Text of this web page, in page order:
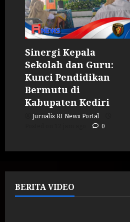
Sinergi Kepala
Sekolah dan Guru:
Kunci Pendidikan
Bermutu di
Kabupaten Kediri
Jurnalis RI News Portal
0
BERITA VIDEO